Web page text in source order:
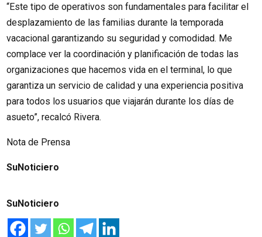
“Este tipo de operativos son fundamentales para facilitar el
desplazamiento de las familias durante la temporada
vacacional garantizando su seguridad y comodidad. Me
complace ver la coordinación y planificación de todas las
organizaciones que hacemos vida en el terminal, lo que
garantiza un servicio de calidad y una experiencia positiva
para todos los usuarios que viajarán durante los días de
asueto”, recalcó Rivera.
Nota de Prensa
SuNoticiero
SuNoticiero